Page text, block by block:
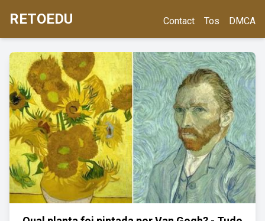
RETOEDU Contact Tos DMCA